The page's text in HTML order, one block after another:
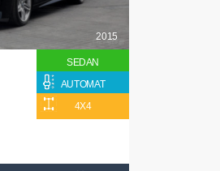
2015
SEDAN
AUTOMAT
4X4